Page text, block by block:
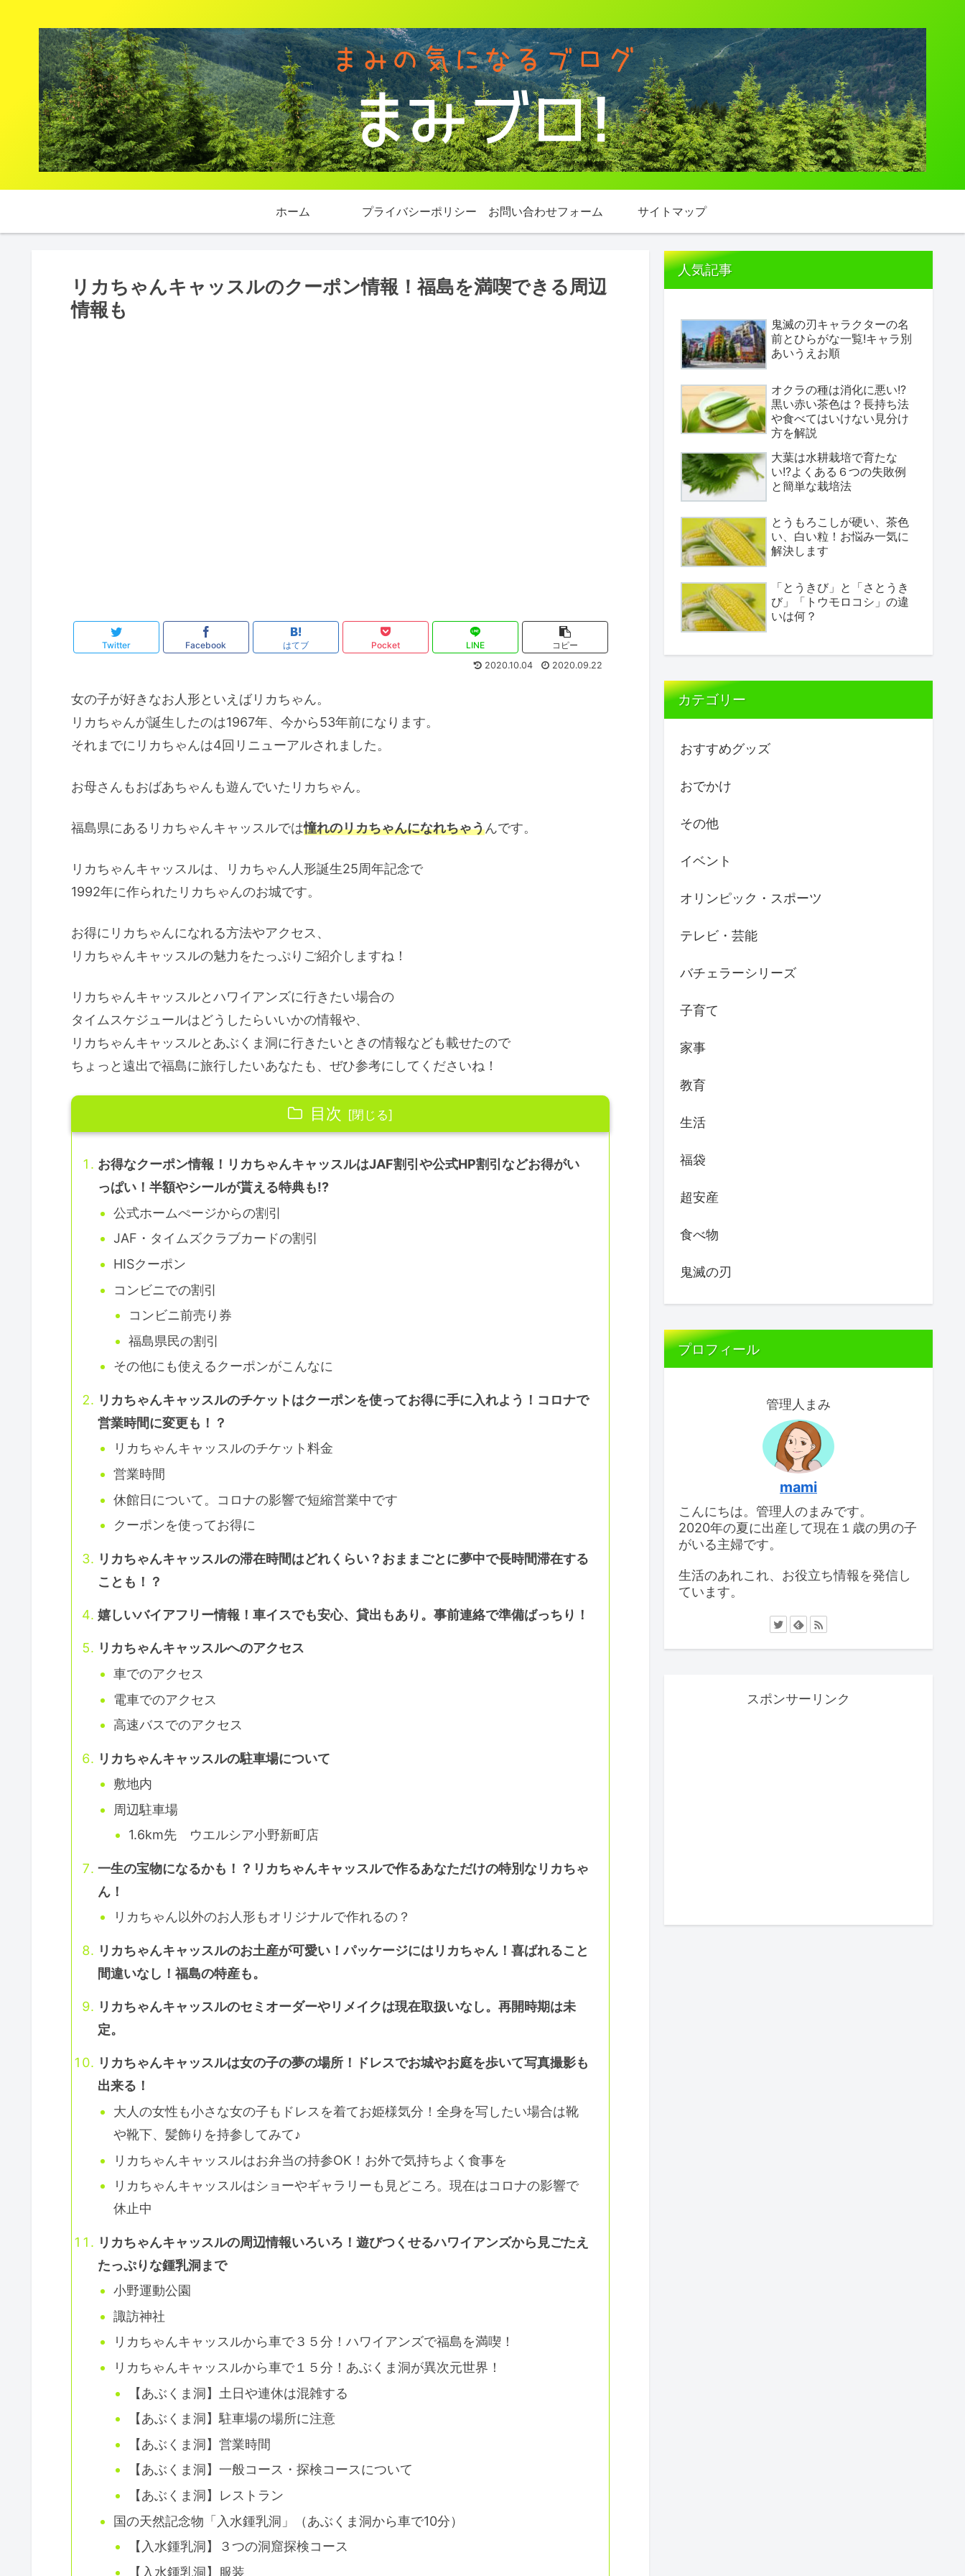
ホーム プライバシーポリシー お問い合わせフォーム サイトマップ
リカちゃんキャッスルのクーポン情報！福島を満喫できる周辺
情報も
Twitter Facebook はてブ Pocket LINE
コピー
2020.10.04
2020.09.22
女の子が好きなお人形といえばリカちゃん。
リカちゃんが誕生したのは1967年、今から53年前になります。
それまでにリカちゃんは4回リニューアルされました。
お母さんもおばあちゃんも遊んでいたリカちゃん。
福島県にあるリカちゃんキャッスルでは憧れのリカちゃんになれちゃうんです。
リカちゃんキャッスルは、リカちゃん人形誕生25周年記念で
1992年に作られたリカちゃんのお城です。
お得にリカちゃんになれる方法やアクセス、
リカちゃんキャッスルの魅力をたっぷりご紹介しますね！
リカちゃんキャッスルとハワイアンズに行きたい場合の
タイムスケジュールはどうしたらいいかの情報や、
リカちゃんキャッスルとあぶくま洞に行きたいときの情報なども載せたので
ちょっと遠出で福島に旅行したいあなたも、ぜひ参考にしてくださいね！
目次
お得なクーポン情報！リカちゃんキャッスルはJAF割引や公式HP割引などお得がい
っぱい！半額やシールが貰える特典も!?
公式ホームぺージからの割引
JAF・タイムズクラブカードの割引
HISクーポン
コンビニでの割引
コンビニ前売り券
福島県民の割引
その他にも使えるクーポンがこんなに
リカちゃんキャッスルのチケットはクーポンを使ってお得に手に入れよう！コロナで
営業時間に変更も！？
リカちゃんキャッスルのチケット料金
営業時間
休館日について。コロナの影響で短縮営業中です
クーポンを使ってお得に
リカちゃんキャッスルの滞在時間はどれくらい？おままごとに夢中で長時間滞在する
ことも！？
嬉しいバイアフリー情報！車イスでも安心、貸出もあり。事前連絡で準備ばっちり！
リカちゃんキャッスルへのアクセス
車でのアクセス
電車でのアクセス
高速バスでのアクセス
リカちゃんキャッスルの駐車場について
敷地内
周辺駐車場
1.6km先 ウエルシア小野新町店
一生の宝物になるかも！？リカちゃんキャッスルで作るあなただけの特別なリカちゃ
ん！
リカちゃん以外のお人形もオリジナルで作れるの？
リカちゃんキャッスルのお土産が可愛い！パッケージにはリカちゃん！喜ばれること
間違いなし！福島の特産も。
リカちゃんキャッスルのセミオーダーやリメイクは現在取扱いなし。再開時期は未
定。
リカちゃんキャッスルは女の子の夢の場所！ドレスでお城やお庭を歩いて写真撮影も
出来る！
大人の女性も小さな女の子もドレスを着てお姫様気分！全身を写したい場合は靴
や靴下、髪飾りを持参してみて♪
リカちゃんキャッスルはお弁当の持参OK！お外で気持ちよく食事を
リカちゃんキャッスルはショーやギャラリーも見どころ。現在はコロナの影響で
休止中
リカちゃんキャッスルの周辺情報いろいろ！遊びつくせるハワイアンズから見ごたえ
たっぷりな鍾乳洞まで
小野運動公園
諏訪神社
リカちゃんキャッスルから車で３５分！ハワイアンズで福島を満喫！
リカちゃんキャッスルから車で１５分！あぶくま洞が異次元世界！
【あぶくま洞】土日や連休は混雑する
【あぶくま洞】駐車場の場所に注意
【あぶくま洞】営業時間
【あぶくま洞】一般コース・探検コースについて
【あぶくま洞】レストラン
国の天然記念物「入水鍾乳洞」（あぶくま洞から車で10分）
【入水鍾乳洞】３つの洞窟探検コース
【入水鍾乳洞】服装
人気記事
鬼滅の刃キャラクターの名
前とひらがな一覧!キャラ別
あいうえお順
オクラの種は消化に悪い!?
黒い赤い茶色は？長持ち法
や食べてはいけない見分け
方を解説
大葉は水耕栽培で育たな
い!?よくある６つの失敗例
と簡単な栽培法
とうもろこしが硬い、茶色
い、白い粒！お悩み一気に
解決します
「とうきび」と「さとうき
び」「トウモロコシ」の違
いは何？
カテゴリー
おすすめグッズ
おでかけ
その他
イベント
オリンピック・スポーツ
テレビ・芸能
バチェラーシリーズ
子育て
家事
教育
生活
福袋
超安産
食べ物
鬼滅の刃
プロフィール
管理人まみ
mami
こんにちは。管理人のまみです。
2020年の夏に出産して現在１歳の男の子
がいる主婦です。
生活のあれこれ、お役立ち情報を発信し
ています。
スポンサーリンク